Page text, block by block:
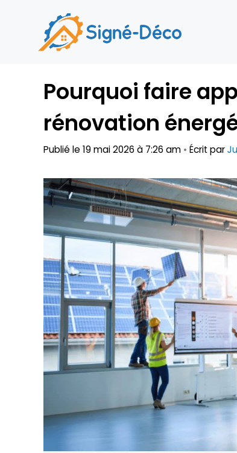
contenu
Pourquoi faire
rénovation
Publié le 19 mai 2026 à 7:26 am • Écrit par